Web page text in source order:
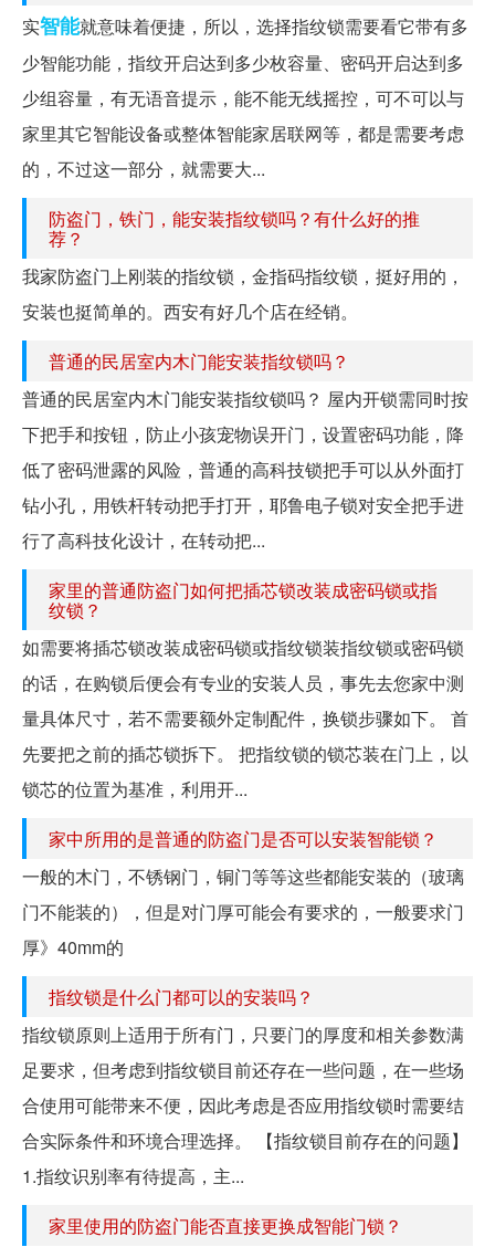
实智能就意味着便捷，所以，选择指纹锁需要看它带有多
少智能功能，指纹开启达到多少枚容量、密码开启达到多
少组容量，有无语音提示，能不能无线摇控，可不可以与
家里其它智能设备或整体智能家居联网等，都是需要考虑
的，不过这一部分，就需要大...
防盗门，铁门，能安装指纹锁吗？有什么好的推
荐？
我家防盗门上刚装的指纹锁，金指码指纹锁，挺好用的，
安装也挺简单的。西安有好几个店在经销。
普通的民居室内木门能安装指纹锁吗？
普通的民居室内木门能安装指纹锁吗？ 屋内开锁需同时按
下把手和按钮，防止小孩宠物误开门，设置密码功能，降
低了密码泄露的风险，普通的高科技锁把手可以从外面打
钻小孔，用铁杆转动把手打开，耶鲁电子锁对安全把手进
行了高科技化设计，在转动把...
家里的普通防盗门如何把插芯锁改装成密码锁或指
纹锁？
如需要将插芯锁改装成密码锁或指纹锁装指纹锁或密码锁
的话，在购锁后便会有专业的安装人员，事先去您家中测
量具体尺寸，若不需要额外定制配件，换锁步骤如下。 首
先要把之前的插芯锁拆下。 把指纹锁的锁芯装在门上，以
锁芯的位置为基准，利用开...
家中所用的是普通的防盗门是否可以安装智能锁？
一般的木门，不锈钢门，铜门等等这些都能安装的（玻璃
门不能装的），但是对门厚可能会有要求的，一般要求门
厚》40mm的
指纹锁是什么门都可以的安装吗？
指纹锁原则上适用于所有门，只要门的厚度和相关参数满
足要求，但考虑到指纹锁目前还存在一些问题，在一些场
合使用可能带来不便，因此考虑是否应用指纹锁时需要结
合实际条件和环境合理选择。 【指纹锁目前存在的问题】
1.指纹识别率有待提高，主...
家里使用的防盗门能否直接更换成智能门锁？